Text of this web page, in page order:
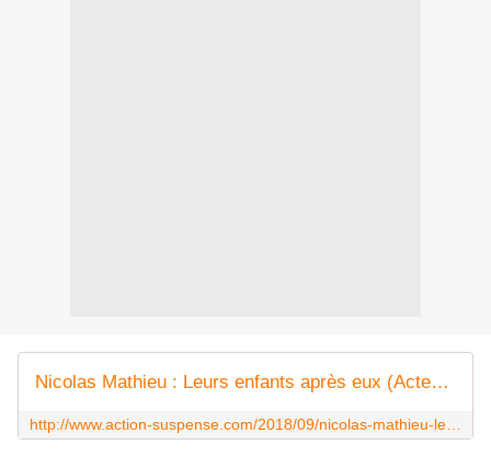
Nicolas Mathieu : Leurs enfants après eux (Actes Sud, 2018) - Le blog de Claude LE NOCHER